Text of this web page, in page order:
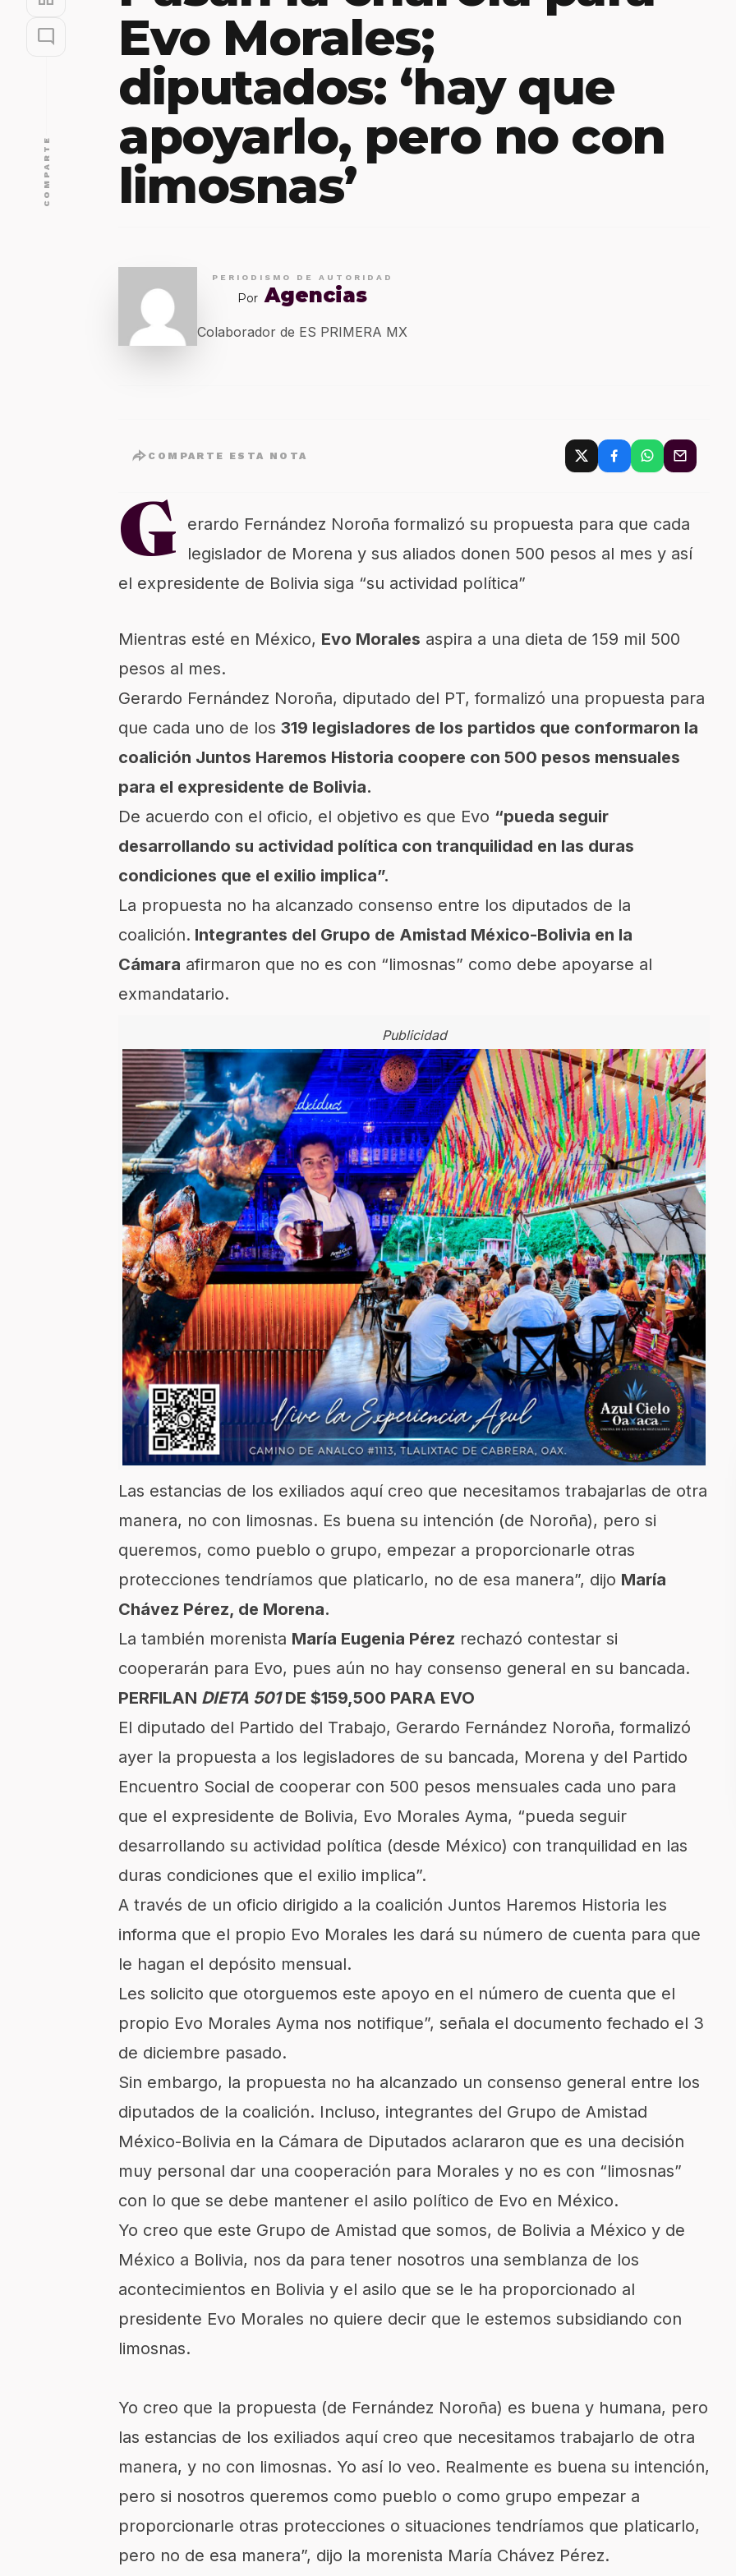
mode_comment
COMPARTE
Evo Morales;
diputados: ‘hay que
apoyarlo, pero no con
limosnas’
PERIODISMO DE AUTORIDAD
Por Agencias
Colaborador de ES PRIMERA MX
COMPARTE ESTA NOTA
G
erardo Fernández Noroña formalizó su propuesta para que cada
legislador de Morena y sus aliados donen 500 pesos al mes y así
el expresidente de Bolivia siga “su actividad política”
Mientras esté en México, Evo Morales aspira a una dieta de 159 mil 500
pesos al mes.
Gerardo Fernández Noroña, diputado del PT, formalizó una propuesta para
que cada uno de los 319 legisladores de los partidos que conformaron la
coalición Juntos Haremos Historia coopere con 500 pesos mensuales
para el expresidente de Bolivia.
De acuerdo con el oficio, el objetivo es que Evo “pueda seguir
desarrollando su actividad política con tranquilidad en las duras
condiciones que el exilio implica”.
La propuesta no ha alcanzado consenso entre los diputados de la
coalición. Integrantes del Grupo de Amistad México-Bolivia en la
Cámara afirmaron que no es con “limosnas” como debe apoyarse al
exmandatario.
Publicidad
Las estancias de los exiliados aquí creo que necesitamos trabajarlas de otra
manera, no con limosnas. Es buena su intención (de Noroña), pero si
queremos, como pueblo o grupo, empezar a proporcionarle otras
protecciones tendríamos que platicarlo, no de esa manera”, dijo María
Chávez Pérez, de Morena.
La también morenista María Eugenia Pérez rechazó contestar si
cooperarán para Evo, pues aún no hay consenso general en su bancada.
PERFILAN DIETA 501DE $159,500 PARA EVO
El diputado del Partido del Trabajo, Gerardo Fernández Noroña, formalizó
ayer la propuesta a los legisladores de su bancada, Morena y del Partido
Encuentro Social de cooperar con 500 pesos mensuales cada uno para
que el expresidente de Bolivia, Evo Morales Ayma, “pueda seguir
desarrollando su actividad política (desde México) con tranquilidad en las
duras condiciones que el exilio implica”.
A través de un oficio dirigido a la coalición Juntos Haremos Historia les
informa que el propio Evo Morales les dará su número de cuenta para que
le hagan el depósito mensual.
Les solicito que otorguemos este apoyo en el número de cuenta que el
propio Evo Morales Ayma nos notifique”, señala el documento fechado el 3
de diciembre pasado.
Sin embargo, la propuesta no ha alcanzado un consenso general entre los
diputados de la coalición. Incluso, integrantes del Grupo de Amistad
México-Bolivia en la Cámara de Diputados aclararon que es una decisión
muy personal dar una cooperación para Morales y no es con “limosnas”
con lo que se debe mantener el asilo político de Evo en México.
Yo creo que este Grupo de Amistad que somos, de Bolivia a México y de
México a Bolivia, nos da para tener nosotros una semblanza de los
acontecimientos en Bolivia y el asilo que se le ha proporcionado al
presidente Evo Morales no quiere decir que le estemos subsidiando con
limosnas.
Yo creo que la propuesta (de Fernández Noroña) es buena y humana, pero
las estancias de los exiliados aquí creo que necesitamos trabajarlo de otra
manera, y no con limosnas. Yo así lo veo. Realmente es buena su intención,
pero si nosotros queremos como pueblo o como grupo empezar a
proporcionarle otras protecciones o situaciones tendríamos que platicarlo,
pero no de esa manera”, dijo la morenista María Chávez Pérez.